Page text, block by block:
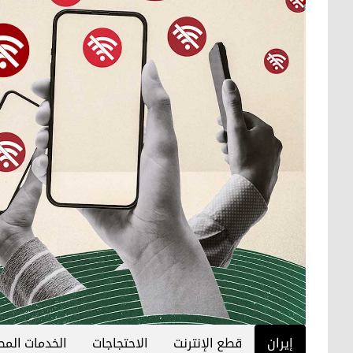
إيران قطع الإنترنت الاحتجاجات الخدمات